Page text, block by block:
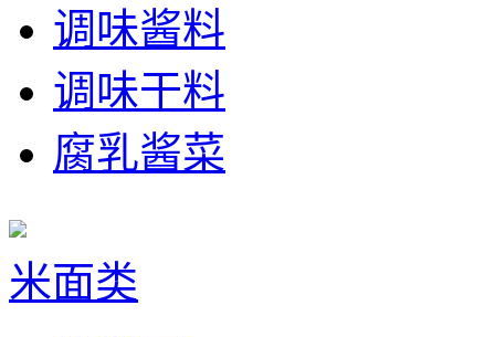
调味酱料
调味干料
腐乳酱菜
米面类